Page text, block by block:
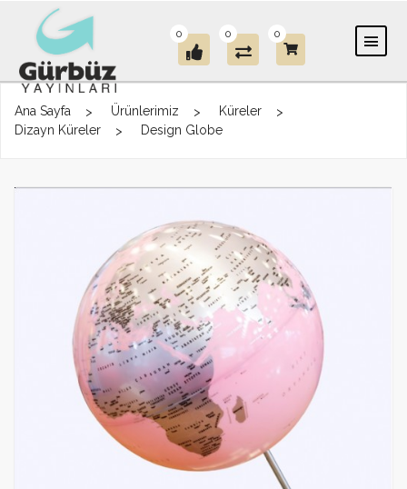
0 0 0
Ana Sayfa Ürünlerimiz
Küreler
Dizayn Küreler
Design Globe